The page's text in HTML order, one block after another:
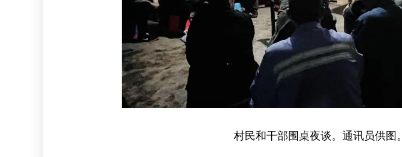
村民和干部围桌夜谈。通讯员供图。